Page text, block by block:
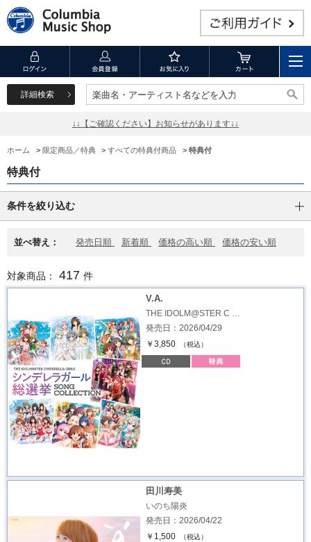
詳細検索 楽曲名・アーティスト名などを入力
楽曲名・アーティスト名などを入力
↓↓【ご確認ください】お知らせがあります↓↓
ホーム > 限定商品／特典 > すべての特典付商品 > 特典付
特典付
条件を絞り込む
並べ替え： 発売日順 新着順 価格の高い順 価格の安い順
対象商品： 417 件
V.A.
THE IDOLM@STER C …
発売日：2026/04/29
￥3,850
（税込）
田川寿美
いのち陽炎
発売日：2026/04/22
￥1,500
（税込）